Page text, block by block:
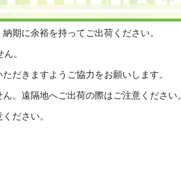
期に余裕を持ってご出荷ください。
。
だきますようご協力をお願いします。
。遠隔地へご出荷の際はご注意ください。
ださい。